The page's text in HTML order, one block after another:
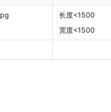
长度<1500
宽度<1500